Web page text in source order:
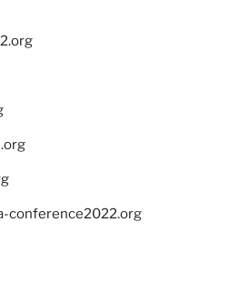
conference2022.org